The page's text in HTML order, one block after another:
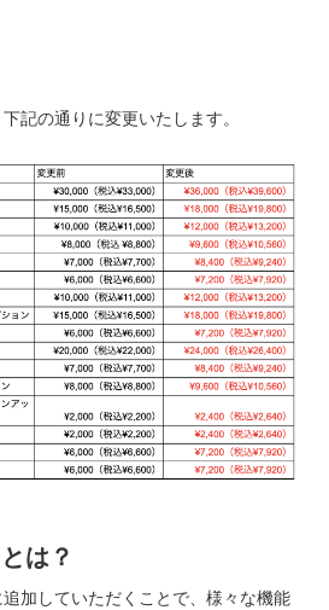
記の通りに変更いたします。
は？
加していただくことで、様々な機能